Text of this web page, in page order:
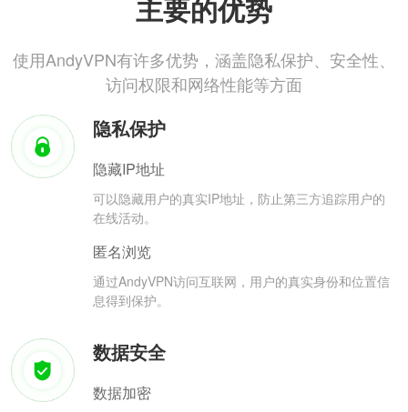
主要的优势
使用AndyVPN有许多优势，涵盖隐私保护、安全性、
访问权限和网络性能等方面
隐私保护
隐藏IP地址
可以隐藏用户的真实IP地址，防止第三方追踪用户的
在线活动。
匿名浏览
通过AndyVPN访问互联网，用户的真实身份和位置信
息得到保护。
数据安全
数据加密